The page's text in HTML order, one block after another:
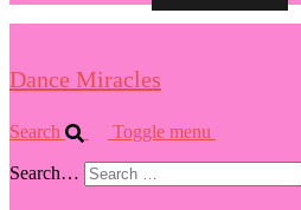
Dance Miracles
Search Toggle menu
Search…